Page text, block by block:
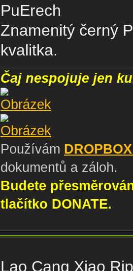
PuErech
Znamenitý černý
kvalitka.
Čaj nespojuje jen
Používám
dokumentů a záloh.
Budete
tlačítko DONATE.
Lao Cang Xiao